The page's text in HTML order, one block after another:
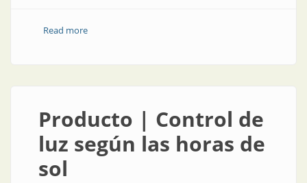
Read moreabout Suplemento CAEPE | Todos los porteros de
Producto | Control de
luz según las horas de
sol